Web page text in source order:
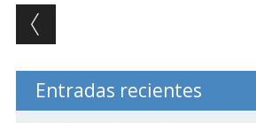
Post navigation
Entradas recientes